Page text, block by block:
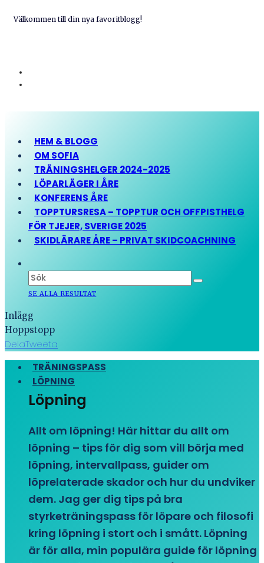
Välkommen till din nya favoritblogg!
HEM & BLOGG
OM SOFIA
TRÄNINGSHELGER 2024-2025
LÖPARLÄGER I ÅRE
KONFERENS ÅRE
TOPPTURSRESA – TOPPTUR OCH OFFPISTHELG
FÖR TJEJER, SVERIGE 2025
SKIDLÄRARE ÅRE – PRIVAT SKIDCOACHNING
SE ALLA RESULTAT
Inlägg
Hoppstopp
DelaTweeta
TRÄNINGSPASS
LÖPNING
Löpning
Allt om löpning! Här hittar du allt om
löpning – tips för dig som vill börja med
löpning, intervallpass, guider om
löprelaterade skador och hur du undviker
dem. Jag ger dig tips på bra
styrketräningspass för löpare och filosofi
kring löpning i stort och i smått. Löpning
är för alla, min populära guide för löpning